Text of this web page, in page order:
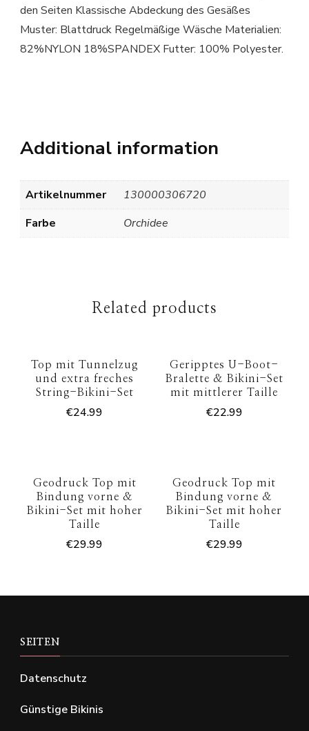
den Seiten Klassische Abdeckung des Gesäßes
Muster: Blattdruck Regelmäßige Wäsche Materialien:
82%NYLON 18%SPANDEX Futter: 100% Polyester.
Additional information
Artikelnummer
130000306720
Farbe
Orchidee
Related products
Top mit Tunnelzug
und extra freches
String-Bikini-Set
€24.99
Geripptes U-Boot-
Bralette & Bikini-Set
mit mittlerer Taille
€22.99
Geodruck Top mit
Bindung vorne &
Bikini-Set mit hoher
Taille
€29.99
Geodruck Top mit
Bindung vorne &
Bikini-Set mit hoher
Taille
€29.99
SEITEN
Datenschutz
Günstige Bikinis